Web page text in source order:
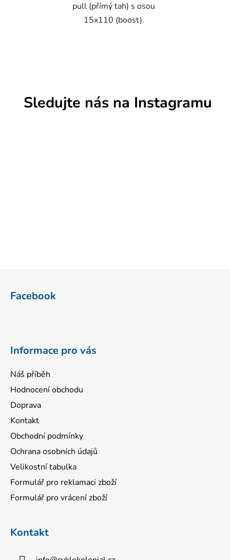
pull (přímý tah) s osou
15x110 (boost).
Sledujte nás na Instagramu
Facebook
Informace pro vás
Náš příběh
Hodnocení obchodu
Doprava
Kontakt
Obchodní podmínky
Ochrana osobních údajů
Velikostní tabulka
Formulář pro reklamaci zboží
Formulář pro vrácení zboží
Kontakt